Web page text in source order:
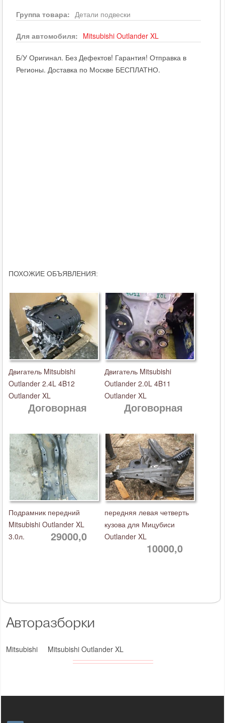
Авторазборки
Mitsubishi Mitsubishi Outlander XL
Группа товара: Детали подвески
Для автомобиля: Mitsubishi Outlander XL
Б/У Оригинал. Без Дефектов! Гарантия! Отправка в
Регионы. Доставка по Москве БЕСПЛАТНО.
ПОХОЖИЕ ОБЪЯВЛЕНИЯ:
Двигатель Mitsubishi
Outlander 2.4L 4B12
Outlander XL
Договорная
Двигатель Mitsubishi
Outlander 2.0L 4B11
Outlander XL
Договорная
Подрамник передний
Mitsubishi Outlander XL
3.0л.
29000,0
передняя левая четверть
кузова для Мицубиси
Outlander XL
10000,0